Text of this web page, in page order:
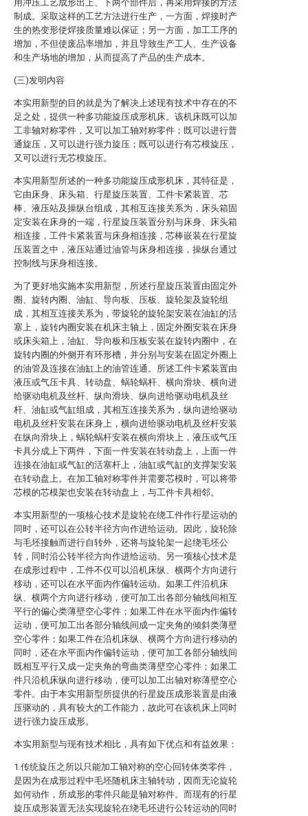
用冲压工艺成形出上、下两个部件后，再采用焊接的方法
制成。采取这样的工艺方法进行生产，一方面，焊接时产
生的热变形使焊接质量难以保证；另一方面，加工工序的
增加，不但使废品率增加，并且导致生产工人、生产设备
和生产场地的增加，从而提高了产品的生产成本。
(三)发明内容
本实用新型的目的就是为了解决上述现有技术中存在的不
足之处，提供一种多功能旋压成形机床。该机床既可以加
工非轴对称零件，又可以加工轴对称零件；既可以进行普
通旋压，又可以进行强力旋压；既可以进行有芯模旋压，
又可以进行无芯模旋压。
本实用新型所述的一种多功能旋压成形机床，其特征是，
它由床身、床头箱、行星旋压装置、工件卡紧装置、芯
棒、液压站及操纵台组成，其相互连接关系为，床头箱固
定安装在床身的一端，行星旋压装置分别与床身、床头箱
相连接，工件卡紧装置与床身相连接，芯棒嵌装在行星旋
压装置之中，液压站通过油管与床身相连接，操纵台通过
控制线与床身相连接。
为了更好地实施本实用新型，所述行星旋压装置由固定外
圈、旋转内圈、油缸、导向板、压板、旋轮架及旋轮组
成，其相互连接关系为，带旋轮的旋轮架安装在油缸的活
塞上，旋转内圈安装在机床主轴上，固定外圈安装在床身
或床头箱上，油缸、导向板和压板安装在旋转内圈中，在
旋转内圈的外侧开有环形槽，并分别与安装在固定外圈上
的油管及连接在油缸上的油管连通。所述工件卡紧装置由
液压或气压卡具、转动盘、蜗轮蜗杆、横向滑块、横向进
给驱动电机及丝杆、纵向滑块、纵向进给驱动电机及丝
杆、油缸或气缸组成，其相互连接关系为，纵向进给驱动
电机及丝杆安装在床身上，横向进给驱动电机及丝杆安装
在纵向滑块上，蜗轮蜗杆安装在横向滑块上，液压或气压
卡具分成上下两件，下面一件安装在转动盘上，上面一件
连接在油缸或气缸的活塞杆上，油缸或气缸的支撑架安装
在转动盘上。在加工轴对称零件并需要芯模时，可以将带
芯模的芯模架也安装在转动盘上，与工件卡具相邻。
本实用新型的一项核心技术是旋轮在绕工件作行星运动的
同时，还可以在公转半径方向作进给运动。因此，旋轮除
与毛坯接触而进行自转外，还将与旋轮架一起绕毛坯公
转，同时沿公转半径方向作进给运动。另一项核心技术是
在成形过程中，工件不仅可以沿机床纵、横两个方向进行
移动，还可以在水平面内作偏转运动。如果工件沿机床
纵、横两个方向进行移动，便可加工出各部分轴线间相互
平行的偏心类薄壁空心零件；如果工件在水平面内作偏转
运动，便可加工出各部分轴线间成一定夹角的倾斜类薄壁
空心零件；如果工件在沿机床纵、横两个方向进行移动的
同时，还在水平面内作偏转运动，便可加工各部分轴线间
既相互平行又成一定夹角的弯曲类薄壁空心零件；如果工
件只沿机床纵向进行移动，便可以加工出轴对称薄壁空心
零件。由于本实用新型所提供的行星旋压成形装置是由液
压驱动的，具有较大的工作能力，故此可在该机床上同时
进行强力旋压成形。
本实用新型与现有技术相比，具有如下优点和有益效果：
1.传统旋压之所以只能加工轴对称的空心回转体类零件，
是因为在成形过程中毛坯随机床主轴转动，因而无论旋轮
如何动作，所成形的零件只能是轴对称件。而现有的行星
旋压成形装置无法实现旋轮在绕毛坯进行公转运动的同时